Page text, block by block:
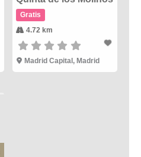
Gratis
4.72 km
Madrid Capital , Madrid